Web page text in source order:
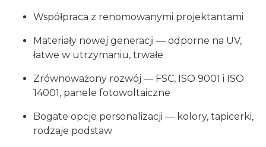
Współpraca z renomowanymi projektantami
Materiały nowej generacji — odporne na UV,
łatwe w utrzymaniu, trwałe
Zrównoważony rozwój — FSC, ISO 9001 i ISO
14001, panele fotowoltaiczne
Bogate opcje personalizacji — kolory, tapicerki,
rodzaje podstaw